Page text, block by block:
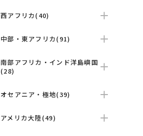
西アフリカ(40)
中部・東アフリカ(91)
南部アフリカ・インド洋島嶼国
(28)
オセアニア・極地(39)
アメリカ大陸(49)